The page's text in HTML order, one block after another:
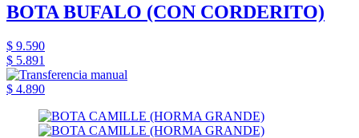
BOTA BUFALO (CON CORDERITO)
$ 9.590
$ 5.891
$ 4.890